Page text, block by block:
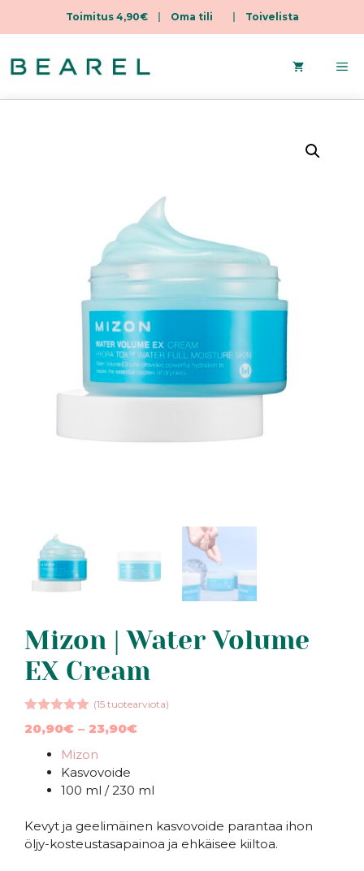
Toimitus 4,90€| Oma tili Toivelista
sisältöön
Mizon | Water Volume
EX Cream
(15 tuotearviota)
20,90€ – 23,90€Hintaluokka:
Mizon
Kasvovoide
100 ml / 230 ml
Kevyt ja geelimäinen kasvovoide parantaa ihon
öljy-kosteustasapainoa ja ehkäisee kiiltoa.